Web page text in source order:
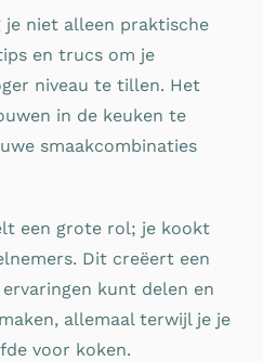
je niet alleen praktische
en trucs om je
niveau te tillen. Het
in de keuken te
smaakcombinaties
een grote rol; je kookt
Dit creëert een
kunt delen en
allemaal terwijl je je
voor koken.